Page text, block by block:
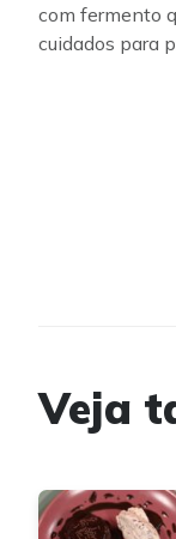
com fermento
cuidados para
Veja